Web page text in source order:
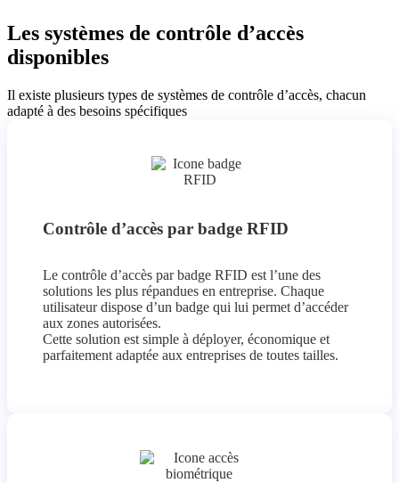
Les systèmes de contrôle d’accès
disponibles
Il existe plusieurs types de systèmes de contrôle d’accès, chacun
adapté à des besoins spécifiques
Contrôle d’accès par badge RFID
Le contrôle d’accès par badge RFID est l’une des
solutions les plus répandues en entreprise. Chaque
utilisateur dispose d’un badge qui lui permet d’accéder
aux zones autorisées.
Cette solution est simple à déployer, économique et
parfaitement adaptée aux entreprises de toutes tailles.